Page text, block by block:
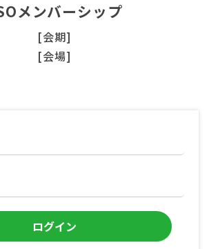
メンバーシップ
[会期]
[会場]